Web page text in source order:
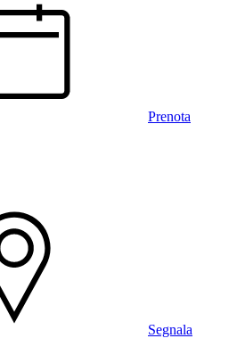
Prenota
Segnala